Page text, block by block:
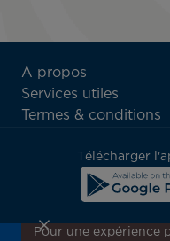
ATN:
Footer
menu
A propos
Services utiles
Termes & conditions
Télécharger
Pour une expérience